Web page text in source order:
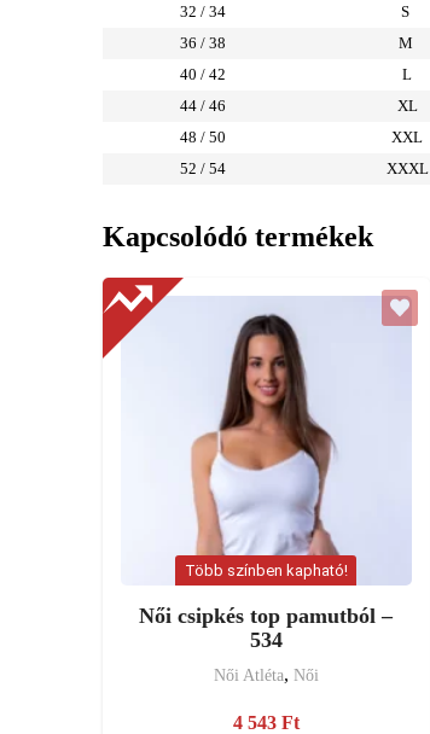
32 / 34
S
36 / 38
M
40 / 42
L
44 / 46
XL
48 / 50
XXL
52 / 54
XXXL
Kapcsolódó termékek
Több színben kapható!
Női csipkés top pamutból –
534
Női Atléta, Női
4 543 Ft